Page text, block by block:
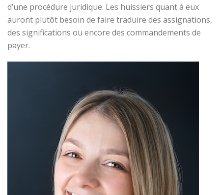
d’une procédure juridique. Les huissiers quant à eux
auront plutôt besoin de faire traduire des assignations,
des significations ou encore des commandements de
payer.